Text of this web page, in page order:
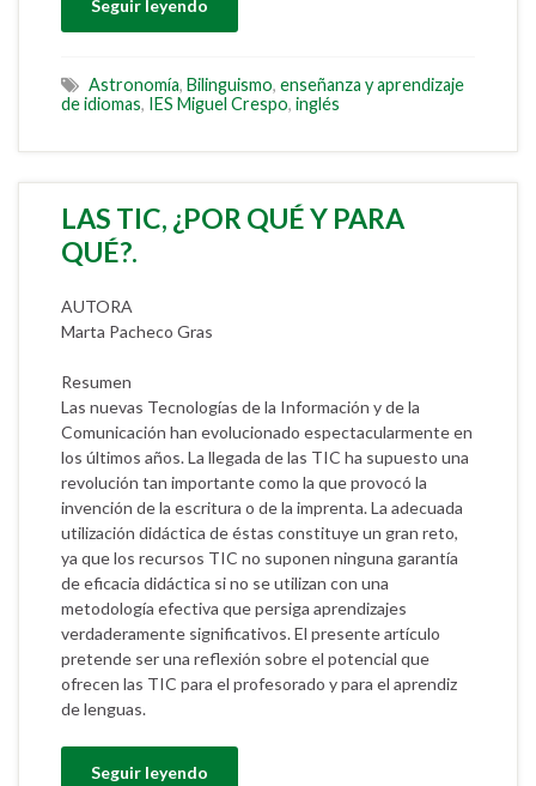
Seguir leyendo
Astronomía, Bilinguismo, enseñanza y aprendizaje
de idiomas, IES Miguel Crespo, inglés
LAS TIC, ¿POR QUÉ Y PARA
QUÉ?.
AUTORA
Marta Pacheco Gras
Resumen
Las nuevas Tecnologías de la Información y de la
Comunicación han evolucionado espectacularmente en
los últimos años. La llegada de las TIC ha supuesto una
revolución tan importante como la que provocó la
invención de la escritura o de la imprenta. La adecuada
utilización didáctica de éstas constituye un gran reto,
ya que los recursos TIC no suponen ninguna garantía
de eficacia didáctica si no se utilizan con una
metodología efectiva que persiga aprendizajes
verdaderamente significativos. El presente artículo
pretende ser una reflexión sobre el potencial que
ofrecen las TIC para el profesorado y para el aprendiz
de lenguas.
Seguir leyendo